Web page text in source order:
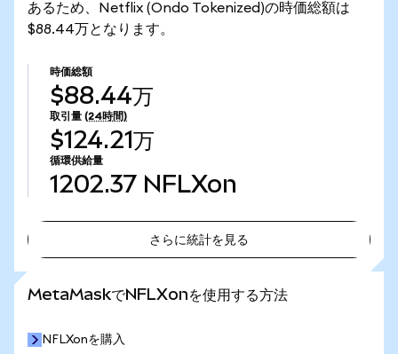
あるため、Netflix (Ondo Tokenized)の時価総額は
$88.44万となります。
時価総額
$88.44万
取引量 (24時間)
$124.21万
循環供給量
1202.37 NFLXon
さらに統計を見る
MetaMaskでNFLXonを使用する方法
NFLXonを購入